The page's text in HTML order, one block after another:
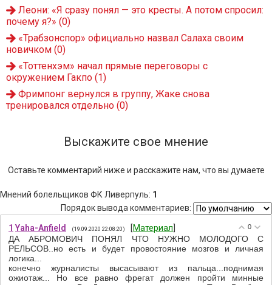
Леони: «Я сразу понял — это кресты. А потом спросил:
почему я?» (0)
«Трабзонспор» официально назвал Салаха своим
новичком (0)
«Тоттенхэм» начал прямые переговоры с
окружением Гакпо (1)
Фримпонг вернулся в группу, Жаке снова
тренировался отдельно (0)
Выскажите свое мнение
Оставьте комментарий ниже и расскажите нам, что вы думаете
Мнений болельщиков ФК Ливерпуль: 1
Порядок вывода комментариев:
0
1 Yaha-Anfield (19.09.2020 22:08:20) [Материал
ДА АБРОМОВИЧ ПОНЯЛ ЧТО НУЖНО МОЛОДОГО С
РЕЛЬСОВ..но есть и будет провостояние мозгов и личная
логика...
конечно журналисты высасывают из пальца...поднимая
ожиотаж... Но все равно фрегат должен пройти минные